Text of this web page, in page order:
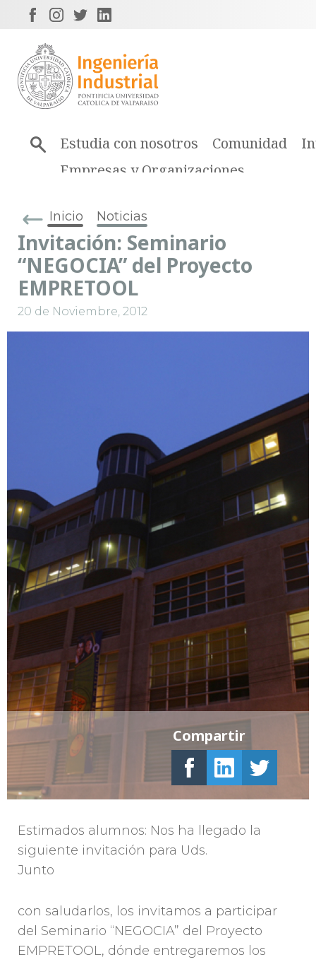
Estudia con nosotros Comunidad
Empresas y Organizaciones
Inicio Noticias
Invitación: Seminario
“NEGOCIA” del Proyecto
EMPRETOOL
20 de Noviembre, 2012
Estimados alumnos: Nos ha llegado la
siguiente invitación para Uds.
Junto
con saludarlos, los invitamos a participar
del Seminario “NEGOCIA” del Proyecto
EMPRETOOL, dónde entregaremos los
Compartir